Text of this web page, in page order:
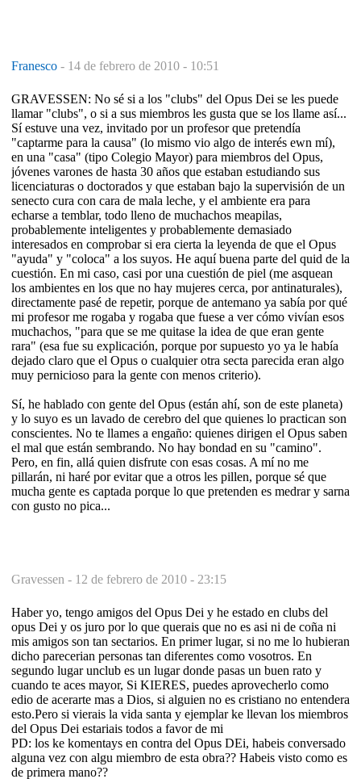
Franesco - 14 de febrero de 2010 - 10:51
GRAVESSEN: No sé si a los "clubs" del Opus Dei se les puede
llamar "clubs", o si a sus miembros les gusta que se los llame así...
Sí estuve una vez, invitado por un profesor que pretendía
"captarme para la causa" (lo mismo vio algo de interés ewn mí),
en una "casa" (tipo Colegio Mayor) para miembros del Opus,
jóvenes varones de hasta 30 años que estaban estudiando sus
licenciaturas o doctorados y que estaban bajo la supervisión de un
senecto cura con cara de mala leche, y el ambiente era para
echarse a temblar, todo lleno de muchachos meapilas,
probablemente inteligentes y probablemente demasiado
interesados en comprobar si era cierta la leyenda de que el Opus
"ayuda" y "coloca" a los suyos. He aquí buena parte del quid de la
cuestión. En mi caso, casi por una cuestión de piel (me asquean
los ambientes en los que no hay mujeres cerca, por antinaturales),
directamente pasé de repetir, porque de antemano ya sabía por qué
mi profesor me rogaba y rogaba que fuese a ver cómo vivían esos
muchachos, "para que se me quitase la idea de que eran gente
rara" (esa fue su explicación, porque por supuesto yo ya le había
dejado claro que el Opus o cualquier otra secta parecida eran algo
muy pernicioso para la gente con menos criterio).
Sí, he hablado con gente del Opus (están ahí, son de este planeta)
y lo suyo es un lavado de cerebro del que quienes lo practican son
conscientes. No te llames a engaño: quienes dirigen el Opus saben
el mal que están sembrando. No hay bondad en su "camino".
Pero, en fin, allá quien disfrute con esas cosas. A mí no me
pillarán, ni haré por evitar que a otros les pillen, porque sé que
mucha gente es captada porque lo que pretenden es medrar y sarna
con gusto no pica...
Gravessen - 12 de febrero de 2010 - 23:15
Haber yo, tengo amigos del Opus Dei y he estado en clubs del
opus Dei y os juro por lo que querais que no es asi ni de coña ni
mis amigos son tan sectarios. En primer lugar, si no me lo hubieran
dicho parecerian personas tan diferentes como vosotros. En
segundo lugar unclub es un lugar donde pasas un buen rato y
cuando te aces mayor, Si KIERES, puedes aprovecherlo como
edio de acerarte mas a Dios, si alguien no es cristiano no entendera
esto.Pero si vierais la vida santa y ejemplar ke llevan los miembros
del Opus Dei estariais todos a favor de mi
PD: los ke komentays en contra del Opus DEi, habeis conversado
alguna vez con algu miembro de esta obra?? Habeis visto como es
de primera mano??